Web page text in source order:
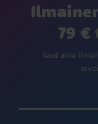
79
Saat aina